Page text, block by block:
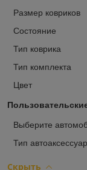
Размер ковриков
Состояние
Тип коврика
Тип комплекта
Цвет
Выберите
Тип
Скрыть